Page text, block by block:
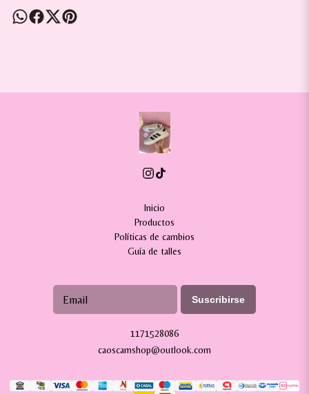
Inicio
Productos
Políticas de cambios
Guía de talles
Suscribirse
1171528086
caoscamshop@outlook.com